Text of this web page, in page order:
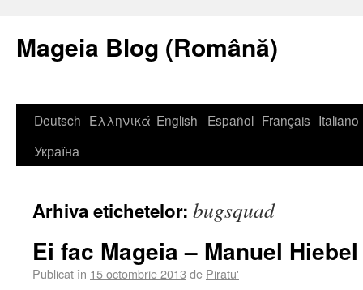
Mageia Blog (Română)
Deutsch Ελληνικά English Español Français Italiano
Україна
Arhiva etichetelor: bugsquad
Ei fac Mageia – Manuel
Publicat în 15 octombrie 2013 de Piratu'